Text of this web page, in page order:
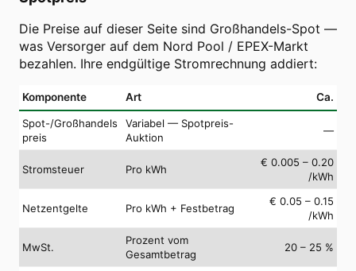
Die Preise auf dieser Seite sind Großhandels-Spot —
was Versorger auf dem Nord Pool / EPEX-Markt
bezahlen. Ihre endgültige Stromrechnung addiert:
Komponente Art Ca.
Spot-/Großhandels
preis
Variabel — Spotpreis-
Auktion
—
Stromsteuer Pro kWh
€ 0.005 – 0.20
/kWh
Netzentgelte Pro kWh + Festbetrag
€ 0.05 – 0.15
/kWh
MwSt.
Prozent vom
Gesamtbetrag
20 – 25 %